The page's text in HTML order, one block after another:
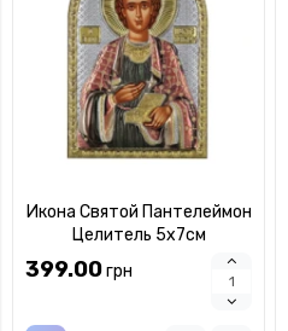
Икона Святой Пантелеймон
Целитель 5х7см
серебряная на пластику
украшена разноцветной
399.00грн